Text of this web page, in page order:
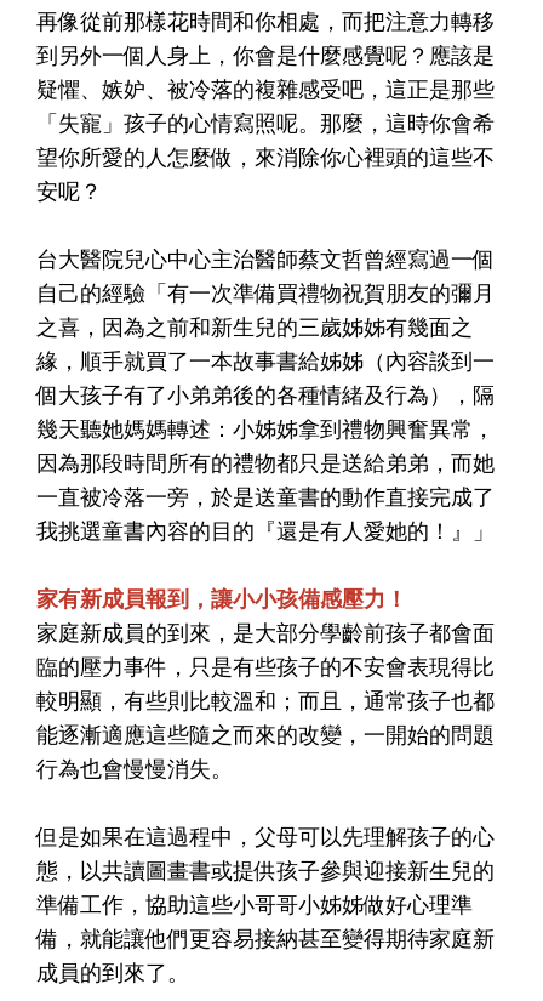
再像從前那樣花時間和你相處，而把注意力轉移
到另外一個人身上，你會是什麼感覺呢？應該是
疑懼、嫉妒、被冷落的複雜感受吧，這正是那些
「失寵」孩子的心情寫照呢。那麼，這時你會希
望你所愛的人怎麼做，來消除你心裡頭的這些不
安呢？
台大醫院兒心中心主治醫師蔡文哲曾經寫過一個
自己的經驗「有一次準備買禮物祝賀朋友的彌月
之喜，因為之前和新生兒的三歲姊姊有幾面之
緣，順手就買了一本故事書給姊姊（內容談到一
個大孩子有了小弟弟後的各種情緒及行為），隔
幾天聽她媽媽轉述：小姊姊拿到禮物興奮異常，
因為那段時間所有的禮物都只是送給弟弟，而她
一直被冷落一旁，於是送童書的動作直接完成了
我挑選童書內容的目的『還是有人愛她的！』」
家有新成員報到，讓小小孩備感壓力！
家庭新成員的到來，是大部分學齡前孩子都會面
臨的壓力事件，只是有些孩子的不安會表現得比
較明顯，有些則比較溫和；而且，通常孩子也都
能逐漸適應這些隨之而來的改變，一開始的問題
行為也會慢慢消失。
但是如果在這過程中，父母可以先理解孩子的心
態，以共讀圖畫書或提供孩子參與迎接新生兒的
準備工作，協助這些小哥哥小姊姊做好心理準
備，就能讓他們更容易接納甚至變得期待家庭新
成員的到來了。